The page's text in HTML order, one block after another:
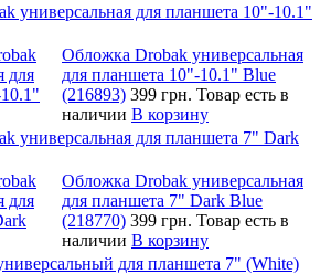
универсальная для планшета 10"-10.1"
Обложка Drobak универсальная
для планшета 10"-10.1" Blue
(216893) 399 грн. Товар есть в
наличии В корзину
универсальная для планшета 7" Dark
Обложка Drobak универсальная
для планшета 7" Dark Blue
(218770) 399 грн. Товар есть в
наличии В корзину
для планшета 7" (White)